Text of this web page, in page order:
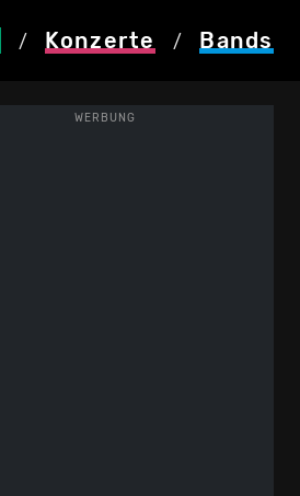
/ Konzerte / Bands
WERBUNG